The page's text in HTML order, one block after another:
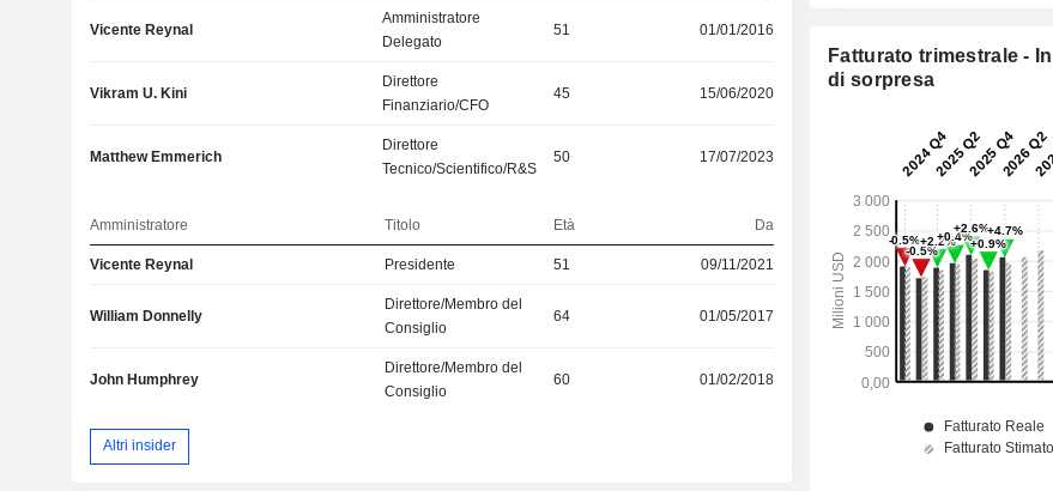
Vicente Reynal
Amministratore
Delegato
51 01/01/2016
Vikram U. Kini
Direttore
Finanziario/CFO
45 15/06/2020
Matthew Emmerich
Direttore
Tecnico/Scientifico/R&S
50 17/07/2023
Amministratore Titolo Età Da
Vicente Reynal Presidente 51 09/11/2021
William Donnelly
Direttore/Membro del
Consiglio
64 01/05/2017
John Humphrey
Direttore/Membro del
Consiglio
60 01/02/2018
Altri insider
Fatturato trimestrale -
di sorpresa